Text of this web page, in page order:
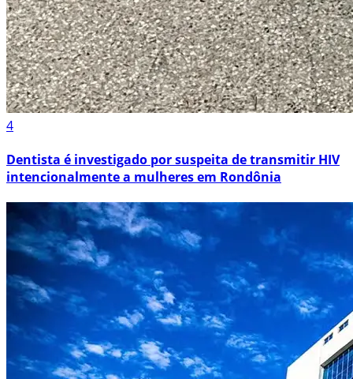
4
Dentista é investigado por suspeita de transmitir HIV
intencionalmente a mulheres em Rondônia